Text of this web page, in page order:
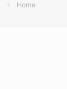
Home